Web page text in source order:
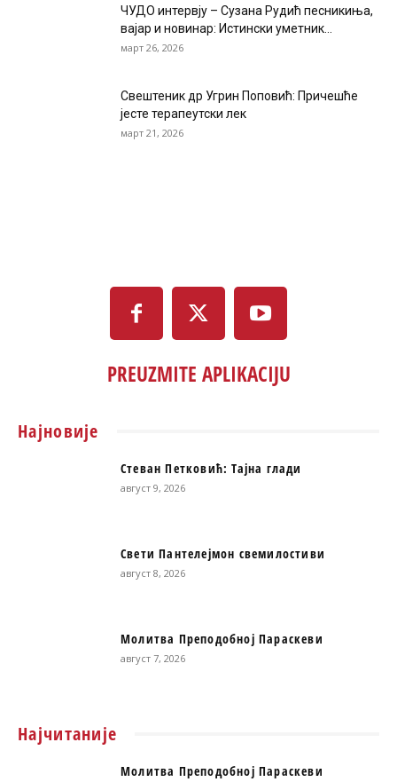
ЧУДО интервју – Сузана Рудић песникиња,
вајар и новинар: Истински уметник...
март 26, 2026
Свештеник др Угрин Поповић: Причешће
јесте терапеутски лек
март 21, 2026
PREUZMITE APLIKACIJU
Најновије
Стеван Петковић: Тајна глади
август 9, 2026
Свети Пантелејмон свемилостиви
август 8, 2026
Молитва Преподобној Параскеви
август 7, 2026
Најчитаније
Молитва Преподобној Параскеви